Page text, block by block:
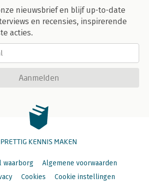
nieuwsbrief en blijf up-to-date
en recensies, inspirerende
acties.
Aanmelden
PRETTIG KENNIS MAKEN
waarborg
Algemene voorwaarden
Cookies Cookie instellingen